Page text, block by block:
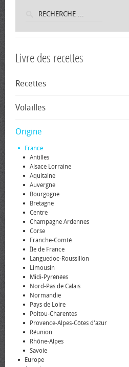
Livre des recettes
Recettes
Volailles
Origine
France
Antilles
Alsace Lorraine
Aquitaine
Auvergne
Bourgogne
Bretagne
Centre
Champagne Ardennes
Corse
Franche-Comté
Île de France
Languedoc-Roussillon
Limousin
Midi-Pyrénées
Nord-Pas de Calais
Normandie
Pays de Loire
Poitou-Charentes
Provence-Alpes-Côtes d'azur
Réunion
Rhône-Alpes
Savoie
Europe